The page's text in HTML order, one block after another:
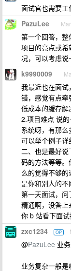
面试官也需要
PazuLee
第一个回答，
项目的亮点或
况，可以考虑说
k9990009
我最近也在面
错，感觉有点
低成本的缓存解
2.项目难点 说
系统呀，有那
可以举个例子详
二、也是最好
码的方法等等
么的觉得不够
是你和别人的不
第一天面试，
精通啊，没答
你 b 站看下面
zxc1234 OP
@PazuLee 业
业务复杂一般是